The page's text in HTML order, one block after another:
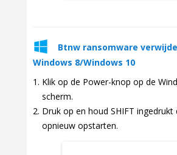
Btnw ransomware
Windows 8/Windows 10
Klik op de Power-knop op de
scherm.
Druk op en houd SHIFT ingedrukt
opnieuw opstarten.